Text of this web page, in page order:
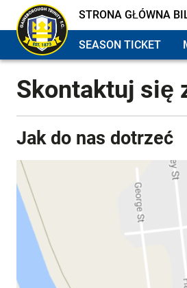
STRONA GŁÓWNA
SEASON TICKET
Skontaktuj się
Jak do nas dotrzeć